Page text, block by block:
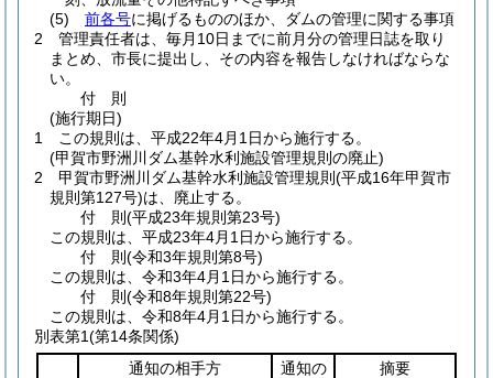
(5)
前各号に掲げるもののほか、ダムの管理に関する事項
2
管理責任者は、毎月10日までに前月分の管理日誌を取り
まとめ、市長に提出し、その内容を報告しなければならな
い。
付 則
(施行期日)
1
この規則は、平成22年4月1日から施行する。
(甲賀市野洲川ダム基幹水利施設管理規則の廃止)
2
甲賀市野洲川ダム基幹水利施設管理規則 (平成16年甲賀市
規則第127号)は、廃止する。
付 則(平成23年規則第23号)
この規則は、平成23年4月1日から施行する。
付 則(令和3年規則第8号)
この規則は、令和3年4月1日から施行する。
付 則(令和8年規則第22号)
この規則は、令和8年4月1日から施行する。
別表第1(第14条関係)
通知の相手方
通知の
摘要